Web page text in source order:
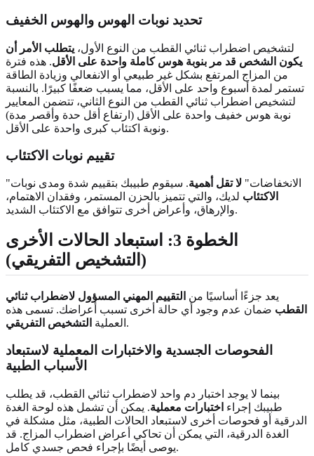
تحديد نوبات الهوس والهوس الخفيف
لتشخيص اضطراب ثنائي القطب من النوع الأول، يتطلب الأمر أن
يكون الشخص قد مر بنوبة هوس كاملة واحدة على الأقل. هذه فترة
من المزاج المرتفع بشكل غير طبيعي أو الانفعالي وزيادة الطاقة
تستمر لمدة أسبوع واحد على الأقل، مما يسبب ضعفًا كبيرًا. بالنسبة
لتشخيص اضطراب ثنائي القطب من النوع الثاني، تتضمن المعايير
نوبة هوس خفيف واحدة على الأقل (ارتفاع أقل حدة وأقصر مدة)
ونوبة اكتئاب كبرى واحدة على الأقل.
تقييم نوبات الاكتئاب
"الانخفاضات" لا تقل أهمية. سيقوم طبيبك بتقييم شدة ومدى نوبات
الاكتئاب لديك، والتي تتميز بالحزن المستمر، وفقدان الاهتمام،
والإرهاق، وأعراض أخرى تتوافق مع الاكتئاب الشديد.
الخطوة 3: استبعاد الحالات الأخرى
(التشخيص التفريقي)
يعد جزءًا أساسيًا من التقييم المهني المسؤول لاضطراب ثنائي
القطب ضمان عدم وجود أي حالة أخرى تسبب أعراضك. تسمى هذه
العملية التشخيص التفريقي .
الفحوصات الجسدية والاختبارات المعملية لاستبعاد
الأسباب الطبية
بينما لا يوجد اختبار دم واحد لاضطراب ثنائي القطب، قد يطلب
طبيبك إجراء اختبارات معملية. يمكن أن تشمل هذه لوحة الغدة
الدرقية أو فحوصات أخرى لاستبعاد الحالات الطبية، مثل مشكلة في
الغدة الدرقية، التي يمكن أن تحاكي أعراض اضطراب المزاج. قد
يوصى أيضًا بإجراء فحص جسدي كامل.